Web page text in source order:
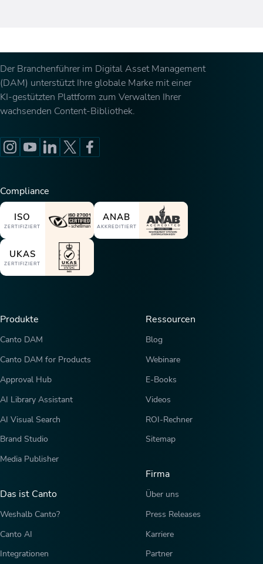
Der Branchenführer im Digital Asset Management
(DAM) unterstützt Ihre globale Marke mit einer
KI-gestützten Plattform zum Verwalten Ihrer
wachsenden Content-Bibliothek.
Compliance
ISO
ZERTIFIZIERT
ANAB
AKKREDITIERT
UKAS
ZERTIFIZIERT
Produkte
Canto DAM
Canto DAM for Products
Approval Hub
AI Library Assistant
AI Visual Search
Brand Studio
Media Publisher
Das ist Canto
Weshalb Canto?
Canto AI
Integrationen
Ressourcen
Blog
Webinare
E-Books
Videos
ROI-Rechner
Sitemap
Firma
Über uns
Press Releases
Karriere
Partner